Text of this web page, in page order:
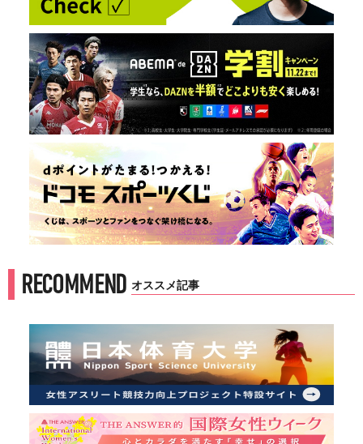
RECOMMEND オススメ記事